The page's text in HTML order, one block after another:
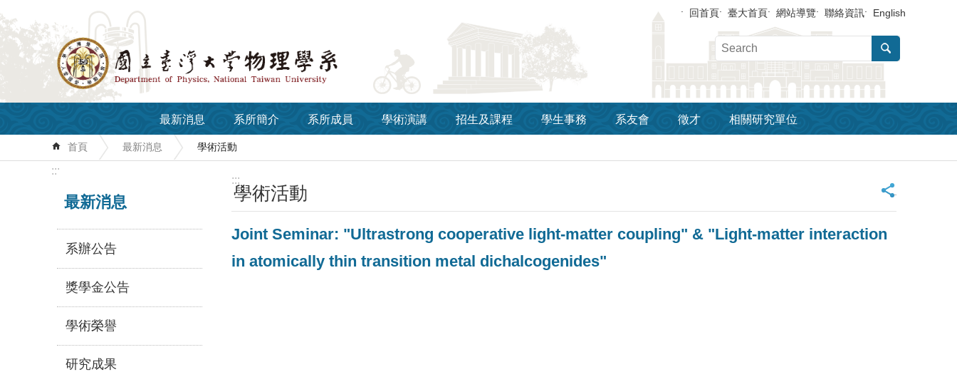
跳到主要內容區塊 回首頁 臺大首頁 網站導覽 聯絡資訊 English
最新消息 系所簡介 系所成員 學術演講 招生及課程 學生事務 系友會 徵才 相關研究單位
首頁 最新消息 學術活動
:::
最新消息
系辦公告
獎學金公告
學術榮譽
研究成果
:::
學術活動 _
Joint Seminar: "Ultrastrong cooperative light-matter coupling" & "Light-matter interaction
in atomically thin transition metal dichalcogenides"